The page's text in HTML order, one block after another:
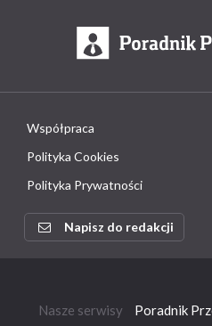
Współpraca
Polityka Cookies
Polityka Prywatności
Napisz do redakcji
Nasze serwisy Poradnik